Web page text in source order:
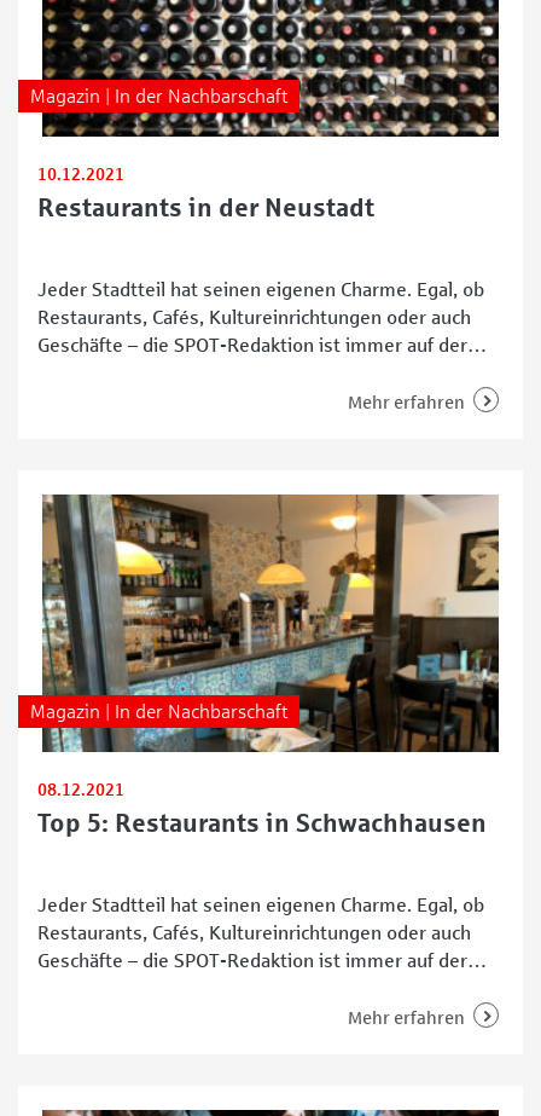
Magazin | In der Nachbarschaft
10.12.2021
Restaurants in der Neustadt
Jeder Stadtteil hat seinen eigenen Charme. Egal, ob
Restaurants, Cafés, Kultureinrichtungen oder auch
Geschäfte – die SPOT-Redaktion ist immer auf der
Neustadt haben wir nach Restaurants Ausschau
Mehr erfahren
Magazin | In der Nachbarschaft
08.12.2021
Top 5: Restaurants in Schwachhausen
Jeder Stadtteil hat seinen eigenen Charme. Egal, ob
Restaurants, Cafés, Kultureinrichtungen oder auch
Geschäfte – die SPOT-Redaktion ist immer auf der
Schwachhausen haben wir nach Restaurants Ausschau
Mehr erfahren